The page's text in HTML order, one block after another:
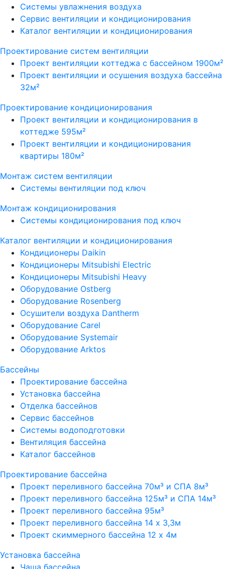
Системы увлажнения воздуха
Сервис вентиляции и кондиционирования
Каталог вентиляции и кондиционирования
Проектирование систем вентиляции
Проект вентиляции коттеджа с бассейном 1900м²
Проект вентиляции и осушения воздуха бассейна
32м²
Проектирование кондиционирования
Проект вентиляции и кондиционирования в
коттедже 595м²
Проект вентиляции и кондиционирования
квартиры 180м²
Монтаж систем вентиляции
Системы вентиляции под ключ
Монтаж кондиционирования
Системы кондиционирования под ключ
Каталог вентиляции и кондиционирования
Кондиционеры Daikin
Кондиционеры Mitsubishi Electric
Кондиционеры Mitsubishi Heavy
Оборудование Ostberg
Оборудование Rosenberg
Осушители воздуха Dantherm
Оборудование Carel
Оборудование Systemair
Оборудование Arktos
Бассейны
Проектирование бассейна
Установка бассейна
Отделка бассейнов
Сервис бассейнов
Системы водоподготовки
Вентиляция бассейна
Каталог бассейнов
Проектирование бассейна
Проект переливного бассейна 70м³ и СПА 8м³
Проект переливного бассейна 125м³ и СПА 14м³
Проект переливного бассейна 95м³
Проект переливного бассейна 14 х 3,3м
Проект скиммерного бассейна 12 х 4м
Установка бассейна
Чаша бассейна